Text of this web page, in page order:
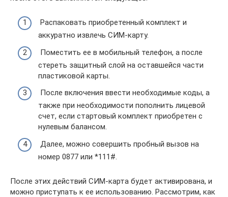
Распаковать приобретенный комплект и
аккуратно извлечь СИМ-карту.
Поместить ее в мобильный телефон, а после
стереть защитный слой на оставшейся части
пластиковой карты.
После включения ввести необходимые коды, а
также при необходимости пополнить лицевой
счет, если стартовый комплект приобретен с
нулевым балансом.
Далее, можно совершить пробный вызов на
номер 0877 или *111#.
После этих действий СИМ-карта будет активирована, и
можно приступать к ее использованию. Рассмотрим, как